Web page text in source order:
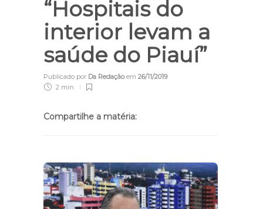
“Hospitais do
interior levam a
saúde do Piauí”
Publicado por Da Redaçãoem 26/11/2019
2 min
Compartilhe a matéria: